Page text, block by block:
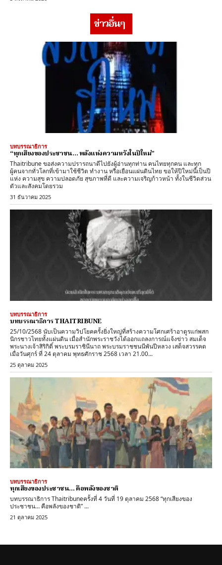
ข่าวอื่นๆ
บทบรรณาธิการ
“ทุกเสียงของประชาชน… พลังแห่งความหวังในปีใหม่”
Thaitribune ขอส่งความปรารถนาดีไปยังผู้อ่านทุกท่าน คนไทยทุกคน และทุก
ผู้คนจากทั่วโลกที่เข้ามาใช้ชีวิต ทำงาน หรือเยือนแผ่นดินไทย ขอให้ปีใหม่นี้เป็นปี
แห่ง ความสุข ความปลอดภัย สุขภาพที่ดี และความเจริญก้าวหน้า ทั้งในชีวิตส่วน
ตัวและสังคมโดยรวม
31 ธันวาคม 2025
บทบรรณาธิการ
บทบรรณาธิการ THAITRIBUNE
25/10/2568 นับเป็นความวิปโยคครั้งยิ่งใหญ่ที่สร้างความโศกเศร้าอาดูรแก่พสก
นิกรชาวไทยทั้งแผ่นดิน เมื่อสำนักพระราชวังได้ออกแถลงการณ์แจ้งข่าว สมเด็จ
พระนางเจ้าสิริกิติ์ พระบรมราชินีนาถ พระบรมราชชนนีพันปีหลวง เสด็จสวรรคต
เมื่อวันศุกร์ ที่ 24 ตุลาคม พุทธศักราช 2568 เวลา 21.00...
25 ตุลาคม 2025
บทบรรณาธิการ
ทุกเสียงของประชาชน… คือพลังของชาติ
บทบรรณาธิการ Thaitribuneครั้งที่ 4 วันที่ 19 ตุลาคม 2568 “ทุกเสียงของ
ประชาชน… คือพลังของชาติ” ...
21 ตุลาคม 2025